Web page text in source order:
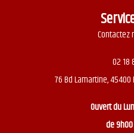
Contactez
02 18
76 Bd Lamartine,
Ouvert du
de